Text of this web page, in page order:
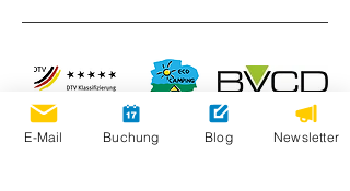
E-Mail Buchung Blog Newsletter